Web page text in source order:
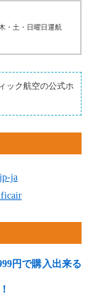
・土・日曜日運航
ック航空の公式ホ
ja
円で購入出来る